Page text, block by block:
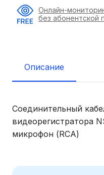
Описание
Соединительный
видеорегистратора
микрофон (RCA)
Онлайн-
без абонентской